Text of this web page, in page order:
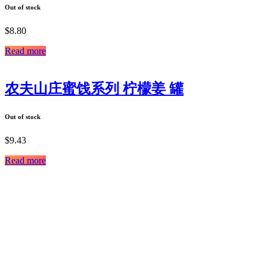
Out of stock
$8.80
Read more
农夫山庄蜜饯系列 柠檬姜 罐
Out of stock
$9.43
Read more